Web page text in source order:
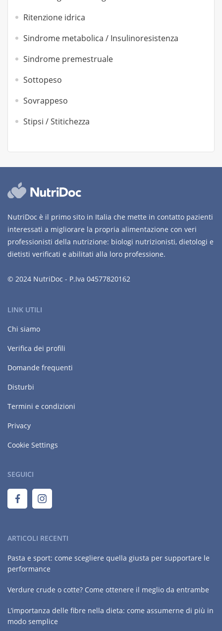
Ritenzione idrica
Sindrome metabolica / Insulinoresistenza
Sindrome premestruale
Sottopeso
Sovrappeso
Stipsi / Stitichezza
NutriDoc è il primo sito in Italia che mette in contatto pazienti
interessati a migliorare la propria alimentazione con veri
professionisti della nutrizione: biologi nutrizionisti, dietologi e
dietisti verificati e abilitati alla loro professione.
© 2024 NutriDoc - P.Iva 04577820162
LINK UTILI
Chi siamo
Verifica dei profili
Domande frequenti
Disturbi
Termini e condizioni
Privacy
Cookie Settings
SEGUICI
ARTICOLI RECENTI
Pasta e sport: come scegliere quella giusta per supportare le
performance
Verdure crude o cotte? Come ottenere il meglio da entrambe
L’importanza delle fibre nella dieta: come assumerne di più in
modo semplice